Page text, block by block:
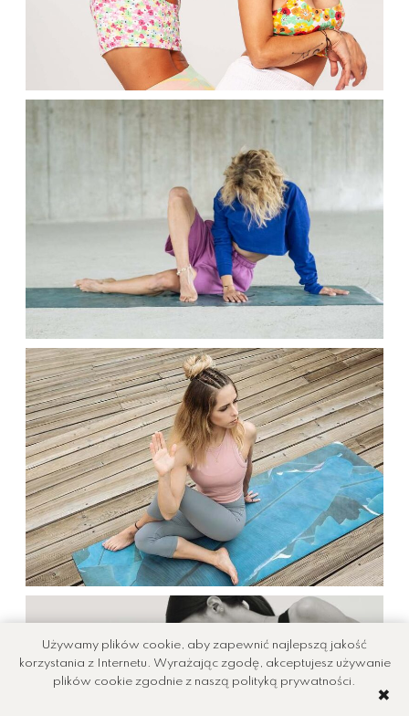
Używamy plików cookie, aby zapewnić najlepszą jakość
korzystania z Internetu. Wyrażając zgodę, akceptujesz używanie
plików cookie zgodnie z naszą polityką prywatności.
✖️